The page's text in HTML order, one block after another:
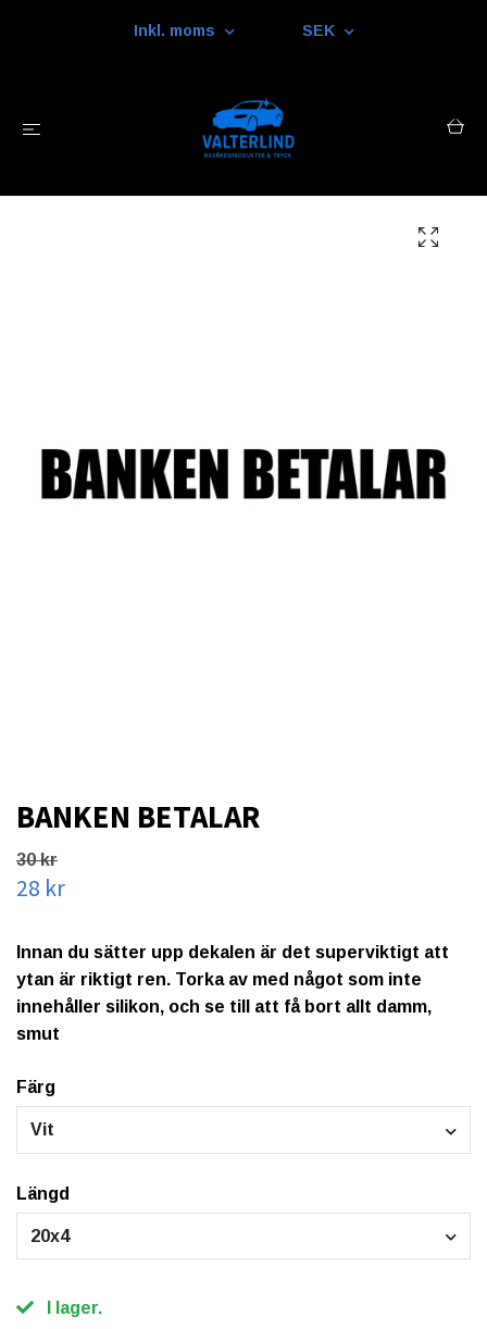
Inkl. moms SEK
BANKEN BETALAR
30 kr
28 kr
Innan du sätter upp dekalen är det superviktigt att
ytan är riktigt ren. Torka av med något som inte
innehåller silikon, och se till att få bort allt damm,
smut
Färg
Vit
Längd
20x4
I lager.